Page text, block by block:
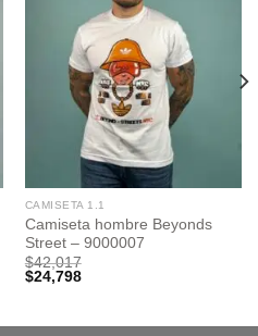
CAMISETA 1.1
Camiseta hombre Beyonds
Street – 9000007
$42,017
$24,798